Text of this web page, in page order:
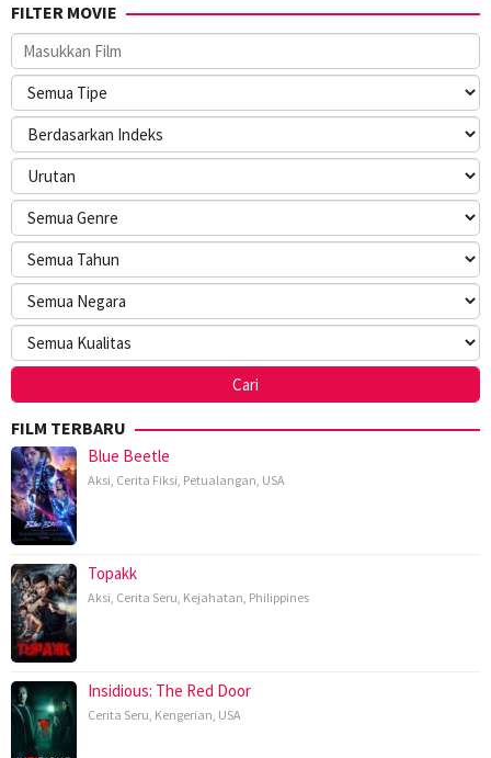
FILTER MOVIE
FILM TERBARU
Blue Beetle
Aksi, Cerita Fiksi, Petualangan, USA
Topakk
Aksi, Cerita Seru, Kejahatan, Philippines
Insidious: The Red Door
Cerita Seru, Kengerian, USA